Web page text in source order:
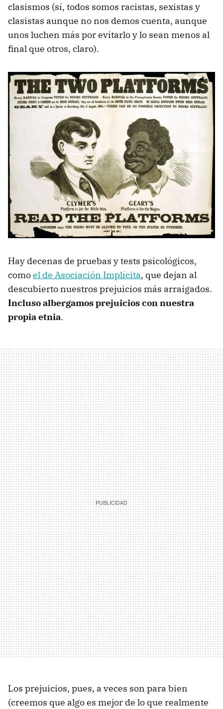
clasismos (sí, todos somos racistas, sexistas y
clasistas aunque no nos demos cuenta, aunque
unos luchen más por evitarlo y lo sean menos al
final que otros, claro).
Hay decenas de pruebas y tests psicológicos,
comoel de Asociación Implícita, que dejan al
descubierto nuestros prejuicios más arraigados.
Incluso albergamos prejuicios con nuestra
propia etnia.
Los prejuicios, pues, a veces son para bien
(creemos que algo es mejor de lo que realmente